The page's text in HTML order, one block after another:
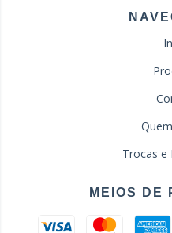
Trocas e
MEIOS DE